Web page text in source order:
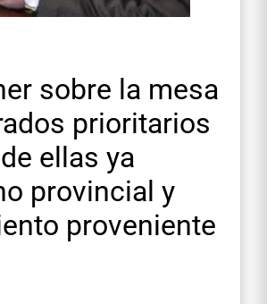
sobre la mesa
prioritarios
ellas ya
provincial y
proveniente